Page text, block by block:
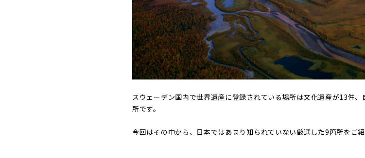
スウェーデン国内で世界遺産に登録されている場所は文化遺産が13件
所です。
今回はその中から、日本ではあまり知られていない厳選した9箇所をご紹